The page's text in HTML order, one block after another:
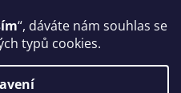
“, dáváte nám souhlas se
typů cookies.